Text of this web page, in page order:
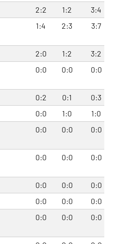
2:2 1:2
3:4
1:4 2:3 3:7
2:0 1:2
3:2
0:0 0:0 0:0
0:2 0:1
0:3
0:0 1:0
1:0
0:0 0:0 0:0
0:0 0:0 0:0
0:0 0:0
0:0
0:0 0:0
0:0
0:0 0:0 0:0